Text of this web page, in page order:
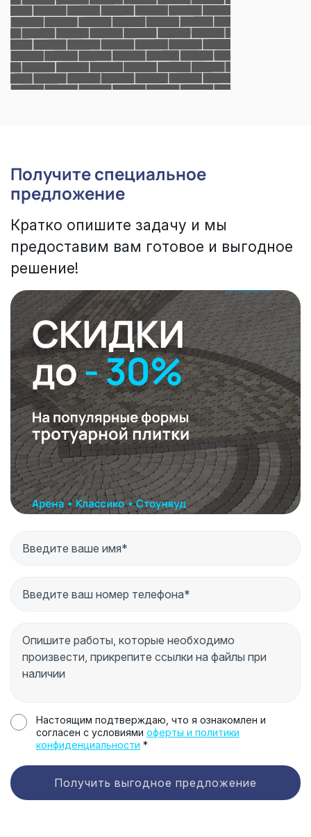
Получите специальное
предложение
Кратко опишите задачу и мы
предоставим вам готовое и выгодное
решение!
Настоящим подтверждаю, что я ознакомлен и
согласен с условиями оферты и политики
конфиденциальности *
Получить выгодное предложение